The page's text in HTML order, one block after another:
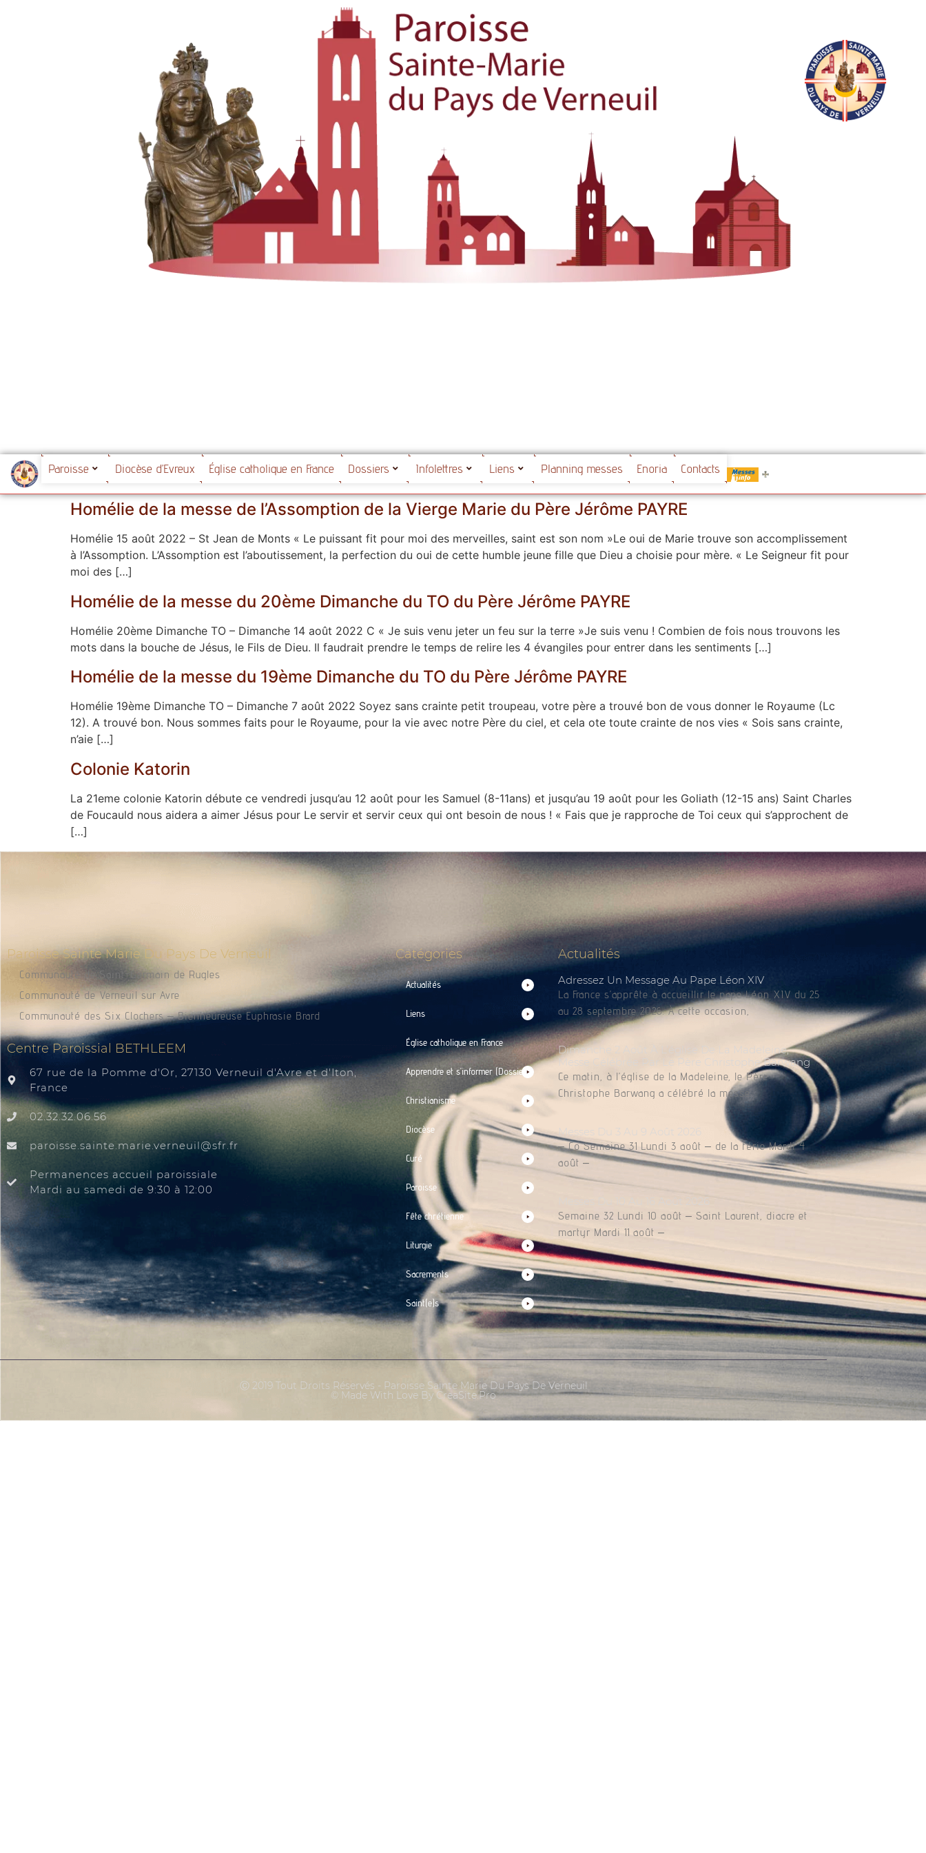
Paroisse Diocèse d’Evreux Église catholique en France Dossiers Infolettres Liens Planning messes Enoria Contacts Messes
Homélie de la messe de l’Assomption de la Vierge Marie du Père Jérôme PAYRE
Homélie 15 août 2022 – St Jean de Monts « Le puissant fit pour moi des merveilles, saint est son nom »Le oui de Marie trouve son accomplissement
à l’Assomption. L’Assomption est l’aboutissement, la perfection du oui de cette humble jeune fille que Dieu a choisie pour mère. « Le Seigneur fit pour
moi des […]
Homélie de la messe du 20ème Dimanche du TO du Père Jérôme PAYRE
Homélie 20ème Dimanche TO – Dimanche 14 août 2022 C « Je suis venu jeter un feu sur la terre »Je suis venu ! Combien de fois nous trouvons les
mots dans la bouche de Jésus, le Fils de Dieu. Il faudrait prendre le temps de relire les 4 évangiles pour entrer dans les sentiments […]
Homélie de la messe du 19ème Dimanche du TO du Père Jérôme PAYRE
Homélie 19ème Dimanche TO – Dimanche 7 août 2022 Soyez sans crainte petit troupeau, votre père a trouvé bon de vous donner le Royaume (Lc
12). A trouvé bon. Nous sommes faits pour le Royaume, pour la vie avec notre Père du ciel, et cela ote toute crainte de nos vies « Sois sans crainte,
n’aie […]
Colonie Katorin
La 21eme colonie Katorin débute ce vendredi jusqu’au 12 août pour les Samuel (8-11ans) et jusqu’au 19 août pour les Goliath (12-15 ans) Saint Charles
de Foucauld nous aidera a aimer Jésus pour Le servir et servir ceux qui ont besoin de nous ! « Fais que je rapproche de Toi ceux qui s’approchent de
[…]
Paroisse Sainte Marie Du Pays De Verneuil
Communauté de Saint-Germain de Rugles
Communauté de Verneuil sur Avre
Communauté des Six Clochers – Bienheureuse Euphrasie Brard
Centre Paroissial BETHLEEM
67 rue de la Pomme d'Or, 27130 Verneuil d'Avre et d'Iton,
France
02.32.32.06.56
rf.rfs
@liuenrev.eiram.etnias.essiorap
Permanences accueil paroissiale
Mardi au samedi de 9:30 à 12:00
Catégories
Actualités
Liens
Église catholique en France
Apprendre et s’informer (Dossiers)
Christianisme
Diocèse
Curé
Paroisse
Fête chrétienne
Liturgie
Sacrements
Saint(e)s
Actualités
Adressez Un Message Au Pape Léon XIV
La France s’apprête à accueillir le pape Léon XIV du 25
au 28 septembre 2026. À cette occasion,
Dimanche 2 Août À L’église De La Madeleine,
Messe Célébrée Par Le Père Christophe Barwang
Ce matin, à l’église de la Madeleine, le Père
Christophe Barwang a célébré la messe.
Messes Du 3 Au 9 Août 2026
– Co Semaine 31 Lundi 3 août – de la férie Mardi 4
août –
Messes Du 10 Au 16 Août 2026
Semaine 32 Lundi 10 août – Saint Laurent, diacre et
martyr Mardi 11 août –
Ⓒ 2019 Tout Droits Réservés - Paroisse Sainte Marie Du Pays De Verneuil
© Made With Love By CreaSite.Pro